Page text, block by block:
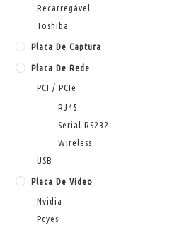
Recarregável
Toshiba
Placa De Captura
Placa De Rede
PCI / PCIe
RJ45
Serial RS232
Wireless
USB
Placa De Vídeo
Nvidia
Pcyes